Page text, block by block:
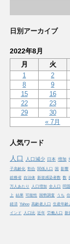
日別アーカイブ
2022年8月
月
火
« 7月
1 2
8
9
15
16
22
23
29
30
人気ワード
人口
人口減少 日本 増加
子高齢化 割合 関係人口 国 影響
総務省 自治体 新規感染者数 数
万人あたり
人口増加 全人口 問題
上 結果 可能性 国勢調査 うち
経済 Yahoo 高齢者人口 生産年齢
インド
人口比 近年 労働人口 新